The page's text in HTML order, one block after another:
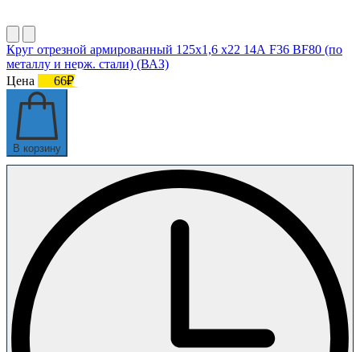
Круг отрезной армированный 125х1,6 х22 14А F36 BF80 (по
металлу и нерж. стали) (ВАЗ)
Цена
66₽
В корзину